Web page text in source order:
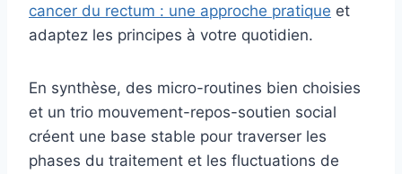
cancer du rectum : une approche pratique et
adaptez les principes à votre quotidien.
En synthèse, des micro-routines bien choisies
et un trio mouvement-repos-soutien social
créent une base stable pour traverser les
phases du traitement et les fluctuations de